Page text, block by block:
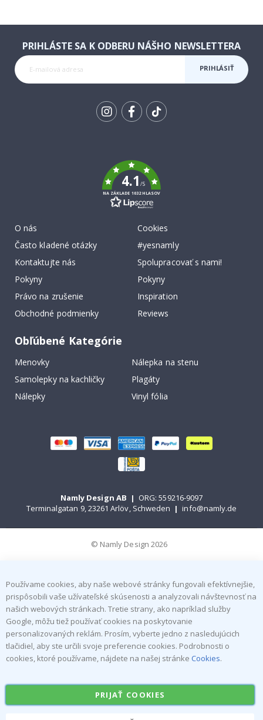
PRIHLÁSTE SA K ODBERU NÁŠHO NEWSLETTERA
PRIHLÁSIŤ
4.1/5
NA ZÁKLADE 1032 HLASOV
O nás
Často kladené otázky
Kontaktujte nás
Pokyny
Právo na zrušenie
Obchodné podmienky
Cookies
#yesnamly
Spolupracovať s nami!
Pokyny
Inspiration
Reviews
Obľúbené Kategórie
Menovky
Nálepka na stenu
Samolepky na kachličky
Plagáty
Nálepky
Vinyl fólia
Namly Design AB | ORG: 559216-9097
Terminalgatan 9, 23261 Arlöv, Schweden | info@namly.de
© Namly Design 2026
Používame cookies, aby naše webové stránky fungovali efektívnejšie,
prispôsobili vaše užívateľské skúsenosti a analyzovali návštevnosť na
našich webových stránkach. Tretie strany, ako napríklad služby
Google, môžu tiež používať cookies na poskytovanie
personalizovaných reklám. Prosím, vyberte jedno z nasledujúcich
tlačidiel, aby ste určili svoje preferencie cookies. Podrobnosti o
cookies, ktoré používame, nájdete na našej stránke Cookies.
PRIJAŤ COOKIES